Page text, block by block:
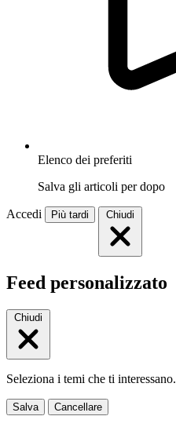
Elenco dei preferiti
Salva gli articoli per dopo
Accedi Più tardi Chiudi
Feed personalizzato
Chiudi
Seleziona i temi che ti interessano.
Salva Cancellare